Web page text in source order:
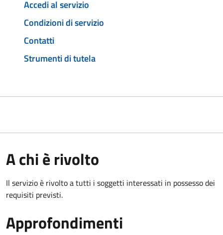
Accedi al servizio
Condizioni di servizio
Contatti
Strumenti di tutela
A chi è rivolto
Il servizio è rivolto a tutti i soggetti interessati in possesso dei
requisiti previsti.
Approfondimenti